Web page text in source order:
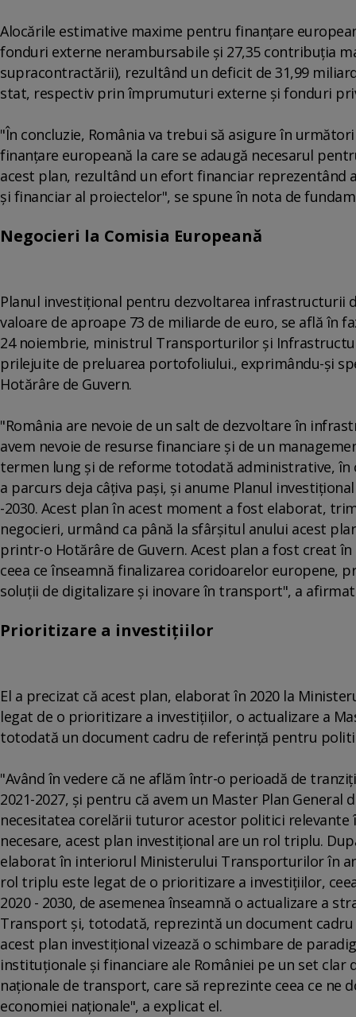
Alocările estimative maxime pentru finanţare
fonduri externe nerambursabile şi 27,35 contribuţia
supracontractării), rezultând un deficit de 31,99
stat, respectiv prin împrumuturi externe şi fonduri
"În concluzie, România va trebui să asigure în
finanţare europeană la care se adaugă necesarul
acest plan, rezultând un efort financiar reprezentând
şi financiar al proiectelor", se spune în nota de
Negocieri la Comisia Europeană
Planul investiţional pentru dezvoltarea infrastructurii
valoare de aproape 73 de miliarde de euro, se află în
24 noiembrie, ministrul Transporturilor şi
prilejuite de preluarea portofoliului., exprimându-şi
Hotărâre de Guvern.
"România are nevoie de un salt de dezvoltare în
avem nevoie de resurse financiare şi de un
termen lung şi de reforme totodată administrative, în
a parcurs deja câţiva paşi, şi anume Planul
-2030. Acest plan în acest moment a fost elaborat,
negocieri, urmând ca până la sfârşitul anului acest
printr-o Hotărâre de Guvern. Acest plan a fost creat
ceea ce înseamnă finalizarea coridoarelor europene,
soluţii de digitalizare şi inovare în transport", a
Prioritizare a investiţiilor
El a precizat că acest plan, elaborat în 2020 la
legat de o prioritizare a investiţiilor, o actualizare a
totodată un document cadru de referinţă pentru
"Având în vedere că ne aflăm într-o perioadă de
2021-2027, şi pentru că avem un Master Plan
necesitatea corelării tuturor acestor politici
necesare, acest plan investiţional are un rol triplu.
elaborat în interiorul Ministerului Transporturilor în
rol triplu este legat de o prioritizare a investiţiilor,
2020 - 2030, de asemenea înseamnă o actualizare a
Transport şi, totodată, reprezintă un document
acest plan investiţional vizează o schimbare de
instituţionale şi financiare ale României pe un set clar
naţionale de transport, care să reprezinte ceea ce ne
economiei naţionale", a explicat el.